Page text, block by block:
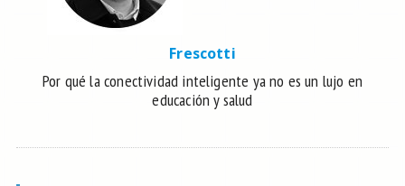
Frescotti
Por qué la conectividad inteligente ya no es un lujo en
educación y salud